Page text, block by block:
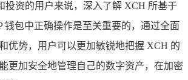
投资的用户来说，深入了解 XCH 所基于
钱包中正确操作是至关重要的，通过全面
优势，用户可以更加敏锐地把握 XCH 的
更加安全地管理自己的数字资产，在加密